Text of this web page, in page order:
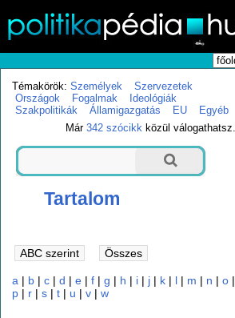
Témakörök: Személyek
Szervezetek
Országok
Fogalmak
Ideológiák
Szakpolitikák
Államigazgatás EU
Egyéb
Már342 szócikk közül válogathatsz.
Tartalom
a | b |c |d |e |f |g | h | i | j | k | l | m | n |o |
p | r |s |t | u |v |w